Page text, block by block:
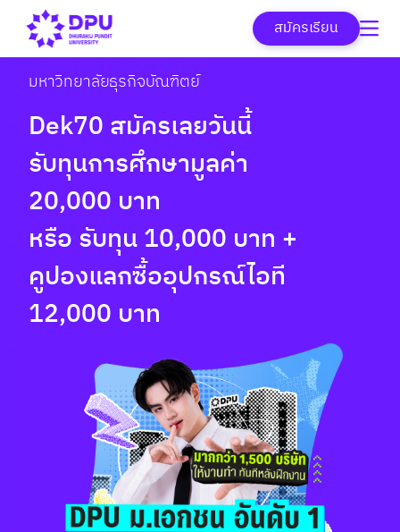
สมัครเรียน
มหาวิทยาลัยธุรกิจบัณฑิตย์
Dek69 สมัครเลยวันนี้
รับทุนการศึกษามูลค่า
10,000*.-
หรือ รับฟรี! iPad